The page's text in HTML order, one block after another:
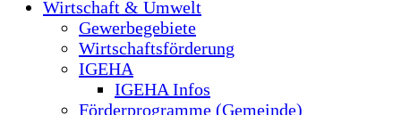
Wirtschaft & Umwelt
Gewerbegebiete
Wirtschaftsförderung
IGEHA
IGEHA Infos
Förderprogramme (Gemeinde)